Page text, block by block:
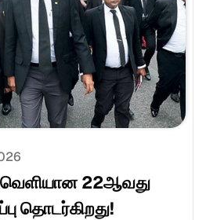
வெளியான 22ஆவது
தொடர்கிறது!